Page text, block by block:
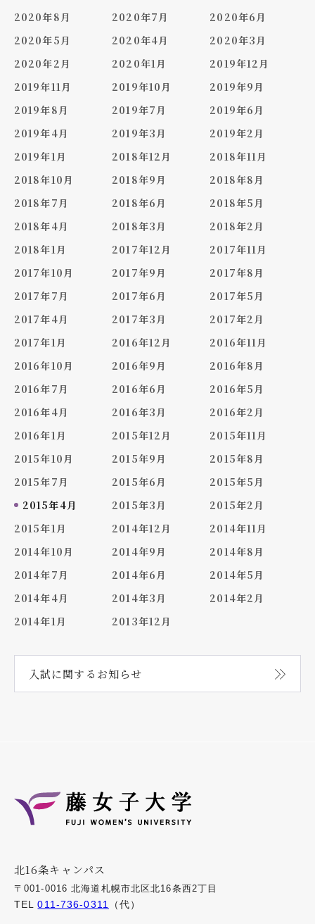
2020年8月
2020年7月
2020年6月
2020年5月
2020年4月
2020年3月
2020年2月
2020年1月
2019年12月
2019年11月
2019年10月
2019年9月
2019年8月
2019年7月
2019年6月
2019年4月
2019年3月
2019年2月
2019年1月
2018年12月
2018年11月
2018年10月
2018年9月
2018年8月
2018年7月
2018年6月
2018年5月
2018年4月
2018年3月
2018年2月
2018年1月
2017年12月
2017年11月
2017年10月
2017年9月
2017年8月
2017年7月
2017年6月
2017年5月
2017年4月
2017年3月
2017年2月
2017年1月
2016年12月
2016年11月
2016年10月
2016年9月
2016年8月
2016年7月
2016年6月
2016年5月
2016年4月
2016年3月
2016年2月
2016年1月
2015年12月
2015年11月
2015年10月
2015年9月
2015年8月
2015年7月
2015年6月
2015年5月
2015年4月
2015年3月
2015年2月
2015年1月
2014年12月
2014年11月
2014年10月
2014年9月
2014年8月
2014年7月
2014年6月
2014年5月
2014年4月
2014年3月
2014年2月
2014年1月
2013年12月
入試に関する お知らせ
北16条キャンパス
〒001-0016 北海道札幌市北区北16条西2丁目
TEL011-736-0311 （代）